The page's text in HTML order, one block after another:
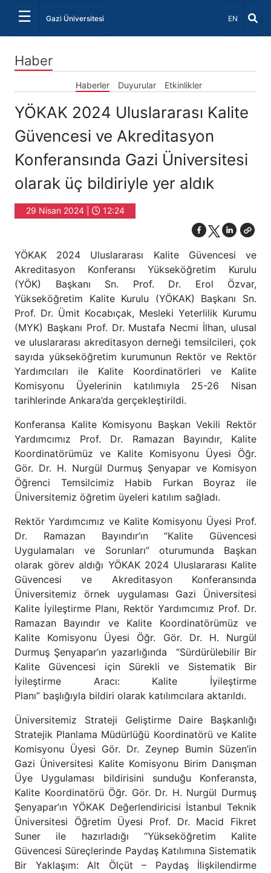
☰ Gazi Üniversitesi Dil Seçiniz
EN
Haber
Haberler Duyurular Etkinlikler
YÖKAK 2024 Uluslararası Kalite
Güvencesi ve Akreditasyon
Konferansında Gazi Üniversitesi
olarak üç bildiriyle yer aldık
29 Nisan 2024 | 12:24
YÖKAK 2024 Uluslararası Kalite Güvencesi ve
Akreditasyon Konferansı Yükseköğretim Kurulu
(YÖK) Başkanı Sn. Prof. Dr. Erol Özvar,
Yükseköğretim Kalite Kurulu (YÖKAK) Başkanı Sn.
Prof. Dr. Ümit Kocabıçak, Mesleki Yeterlilik Kurumu
(MYK) Başkanı Prof. Dr. Mustafa Necmi İlhan, ulusal
ve uluslararası akreditasyon derneği temsilcileri, çok
sayıda yükseköğretim kurumunun Rektör ve Rektör
Yardımcıları ile Kalite Koordinatörleri ve Kalite
Komisyonu Üyelerinin katılımıyla 25-26 Nisan
tarihlerinde Ankara’da gerçekleştirildi.
Konferansa Kalite Komisyonu Başkan Vekili Rektör
Yardımcımız Prof. Dr. Ramazan Bayındır, Kalite
Koordinatörümüz ve Kalite Komisyonu Üyesi Öğr.
Gör. Dr. H. Nurgül Durmuş Şenyapar ve Komisyon
Öğrenci Temsilcimiz Habib Furkan Boyraz ile
Üniversitemiz öğretim üyeleri katılım sağladı.
Rektör Yardımcımız ve Kalite Komisyonu Üyesi Prof.
Dr. Ramazan Bayındır’ın “Kalite Güvencesi
Uygulamaları ve Sorunları” oturumunda Başkan
olarak görev aldığı YÖKAK 2024 Uluslararası Kalite
Güvencesi ve Akreditasyon Konferansında
Üniversitemiz örnek uygulaması Gazi Üniversitesi
Kalite İyileştirme Planı, Rektör Yardımcımız Prof. Dr.
Ramazan Bayındır ve Kalite Koordinatörümüz ve
Kalite Komisyonu Üyesi Öğr. Gör. Dr. H. Nurgül
Durmuş Şenyapar’ın yazarlığında “Sürdürülebilir Bir
Kalite Güvencesi için Sürekli ve Sistematik Bir
İyileştirme Aracı: Kalite İyileştirme
Planı” başlığıyla bildiri olarak katılımcılara aktarıldı.
Üniversitemiz Strateji Geliştirme Daire Başkanlığı
Stratejik Planlama Müdürlüğü Koordinatörü ve Kalite
Komisyonu Üyesi Gör. Dr. Zeynep Bumin Süzen’in
Gazi Üniversitesi Kalite Komisyonu Birim Danışman
Üye Uygulaması bildirisini sunduğu Konferansta,
Kalite Koordinatörü Öğr. Gör. Dr. H. Nurgül Durmuş
Şenyapar’ın YÖKAK Değerlendiricisi İstanbul Teknik
Üniversitesi Öğretim Üyesi Prof. Dr. Macid Fikret
Suner ile hazırladığı “Yükseköğretim Kalite
Güvencesi Süreçlerinde Paydaş Katılımına Sistematik
Bir Yaklaşım: Alt Ölçüt – Paydaş İlişkilendirme